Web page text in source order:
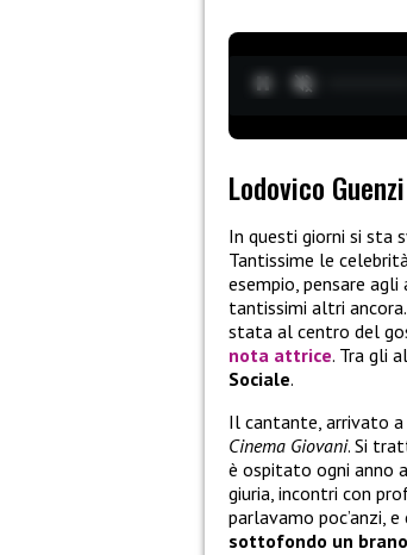
Lodovico
In questi giorni si sta
Tantissime le
esempio, pensare
tantissimi altri ancora.
stata al centro del
nota attrice. Tra gli
Sociale.
Il cantante, arrivato a
Cinema Giovani. Si
è ospitato ogni anno
giuria, incontri con
parlavamo poc’anzi,
sottofondo un